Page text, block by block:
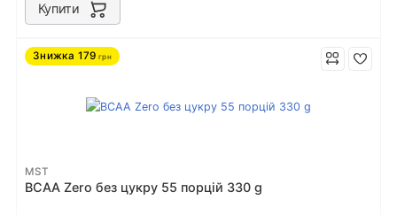
Купити
Знижка 179 грн
MST
BCAA Zero без цукру 55 порцiй 330 g